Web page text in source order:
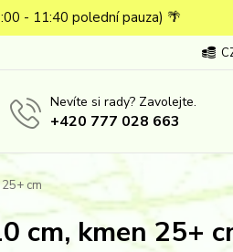
- 11:40 polední pauza) 🌴
Nevíte si rady? Zavolejte.
+420 777 028 663
cm
cm, kmen 25+